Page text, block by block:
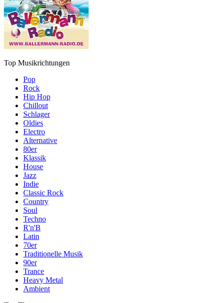
Top Musikrichtungen
Pop
Rock
Hip Hop
Chillout
Schlager
Oldies
Electro
Alternative
80er
Klassik
House
Jazz
Indie
Classic Rock
Country
Soul
Techno
R'n'B
Latin
70er
Traditionelle Musik
90er
Trance
Heavy Metal
Ambient